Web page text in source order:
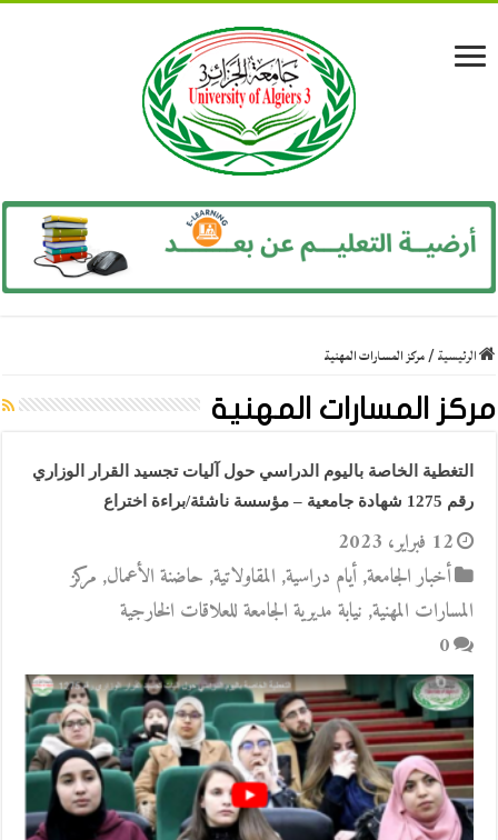
الرئيسية/مركز المسارات المهنية
مركز المسارات المهنية
التغطية الخاصة باليوم الدراسي حول آليات تجسيد القرار الوزاري
رقم 1275 شهادة جامعية – مؤسسة ناشئة/براءة اختراع
12 فبراير، 2023
أخبار الجامعة, أيام دراسية, المقاولاتية, حاضنة الأعمال, مركز
المسارات المهنية, نيابة مديرية الجامعة للعلاقات الخارجية
0